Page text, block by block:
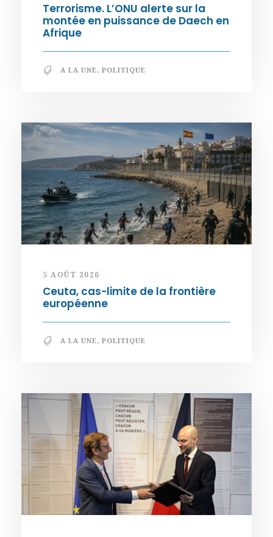
Terrorisme. L’ONU alerte sur la
montée en puissance de Daech en
Afrique
A LA UNE, POLITIQUE
5 AOÛT 2026
Ceuta, cas-limite de la frontière
européenne
A LA UNE, POLITIQUE